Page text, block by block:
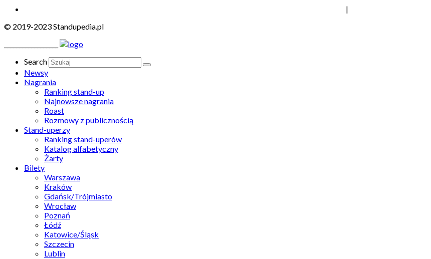
|
© 2019-2023 Standupedia.pl
Search
Newsy
Nagrania
Ranking stand-up
Najnowsze nagrania
Roast
Rozmowy z publicznością
Stand-uperzy
Ranking stand-uperów
Katalog alfabetyczny
Żarty
Bilety
Warszawa
Kraków
Gdańsk/Trójmiasto
Wrocław
Poznań
Łódź
Katowice/Śląsk
Szczecin
Lublin